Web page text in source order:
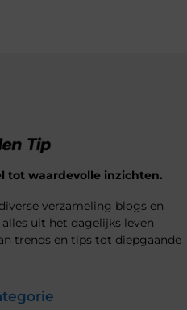
tot waardevolle inzichten.
verzameling blogs en
uit het dagelijks leven
trends en tips tot diepgaande